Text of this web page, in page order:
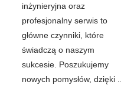
inżynieryjna oraz
profesjonalny serwis to
główne czynniki, które
świadczą o naszym
sukcesie. Poszukujemy
nowych pomysłów, dzięki ...